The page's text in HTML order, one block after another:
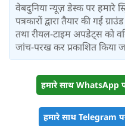
वेबदुनिया न्यूज़ डेस्क पर हमारे
पत्रकारों द्वारा तैयार की गई
तथा रीयल-टाइम अपडेट्स को
जांच-परख कर प्रकाशित किया
हमारे साथ WhatsApp
हमारे साथ Telegram